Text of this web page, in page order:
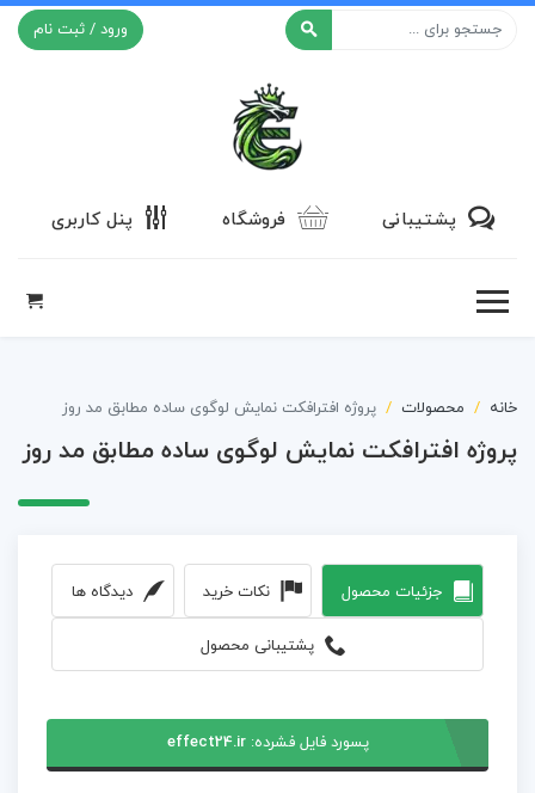
ورود / ثبت نام
پشتیبانی فروشگاه پنل کاربری
خانه محصولات پروژه افترافکت نمایش لوگوی ساده مطابق مد روز
پروژه افترافکت نمایش لوگوی ساده مطابق مد روز
جزئیات محصول نکات خرید دیدگاه ها
پشتیبانی محصول
پسورد فایل فشرده:effect24.ir